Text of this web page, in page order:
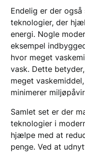
Endelig er der
teknologier, der
energi. Nogle
eksempel
hvor meget
vask. Dette
meget
minimerer
Samlet set er der
teknologier i
hjælpe med at
penge. Ved at